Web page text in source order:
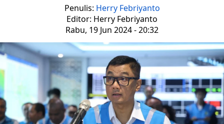
Penulis: Herry Febriyanto
Editor: Herry Febriyanto
Rabu, 19 Jun 2024 - 20:32